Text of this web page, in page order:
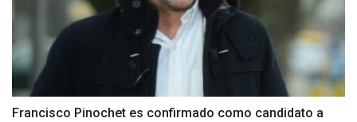
Francisco Pinochet es confirmado como candidato a